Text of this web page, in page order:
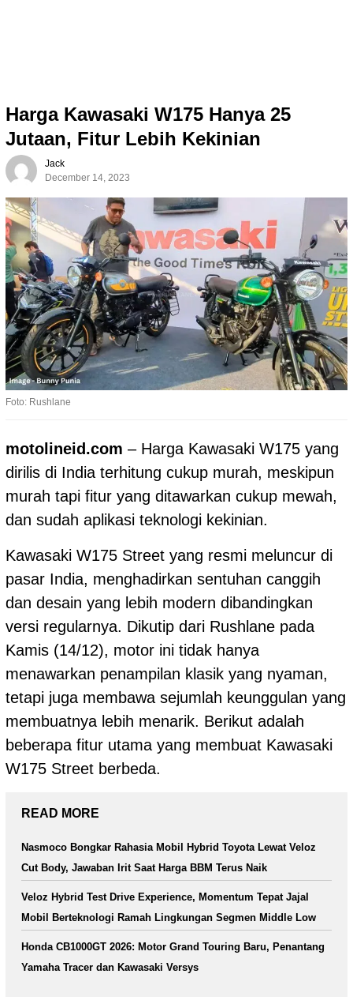
Harga Kawasaki W175 Hanya 25
Jutaan, Fitur Lebih Kekinian
Jack
December 14, 2023
Foto: Rushlane
motolineid.com – Harga Kawasaki W175 yang
dirilis di India terhitung cukup murah, meskipun
murah tapi fitur yang ditawarkan cukup mewah,
dan sudah aplikasi teknologi kekinian.
Kawasaki W175 Street yang resmi meluncur di
pasar India, menghadirkan sentuhan canggih
dan desain yang lebih modern dibandingkan
versi regularnya. Dikutip dari Rushlane pada
Kamis (14/12), motor ini tidak hanya
menawarkan penampilan klasik yang nyaman,
tetapi juga membawa sejumlah keunggulan yang
membuatnya lebih menarik. Berikut adalah
beberapa fitur utama yang membuat Kawasaki
W175 Street berbeda.
READ MORE
Nasmoco Bongkar Rahasia Mobil Hybrid Toyota Lewat Veloz
Cut Body, Jawaban Irit Saat Harga BBM Terus Naik
Veloz Hybrid Test Drive Experience, Momentum Tepat Jajal
Mobil Berteknologi Ramah Lingkungan Segmen Middle Low
Honda CB1000GT 2026: Motor Grand Touring Baru, Penantang
Yamaha Tracer dan Kawasaki Versys